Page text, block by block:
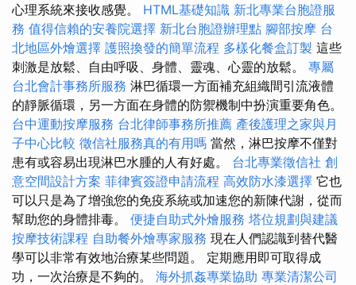
心理系統來接收感覺。 HTML基礎知識 新北專業台胞證服
務 值得信賴的安養院選擇 新北台胞證辦理點 腳部按摩 台
北地區外燴選擇 護照換發的簡單流程 多樣化餐盒訂製 這些
刺激是放鬆、自由呼吸、身體、靈魂、心靈的放鬆。 專屬
台北會計事務所服務 淋巴循環一方面補充組織間引流液體
的靜脈循環，另一方面在身體的防禦機制中扮演重要角色。
台中運動按摩服務 台北律師事務所推薦 產後護理之家與月
子中心比較 徵信社服務真的有用嗎 當然，淋巴按摩不僅對
患有或容易出現淋巴水腫的人有好處。 台北專業徵信社 創
意空間設計方案 菲律賓簽證申請流程 高效防水漆選擇 它也
可以只是為了增強您的免疫系統或加速您的新陳代謝，從而
幫助您的身體排毒。 便捷自助式外燴服務 塔位規劃與建議
按摩技術課程 自助餐外燴專家服務 現在人們認識到替代醫
學可以非常有效地治療某些問題。 定期應用即可取得成
功，一次治療是不夠的。 海外抓姦專業協助 專業清潔公司